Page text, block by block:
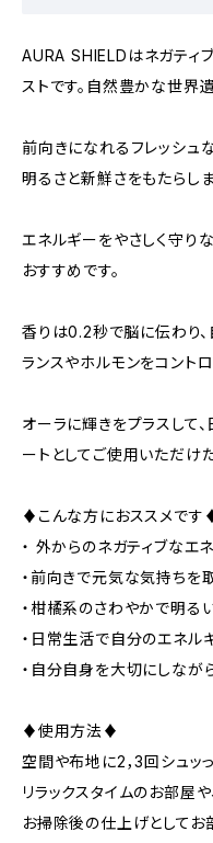
AURA SHIELDはネガティ
ストです。自然豊かな世界
前向きになれるフレッシュ
明るさと新鮮さをもたらしま
エネルギーをやさしく守り
おすすめです。
香りは0.2秒で脳に伝わり
ランスやホルモンをコント
オーラに輝きをプラスして
ートとしてご使用いただけ
♦こんな方におススメです
・ 外からのネガティブな
・前向きで元気な気持ちを
・柑橘系のさわやかで明る
・日常生活で自分のエネル
・自分自身を大切にしなが
♦使用方法♦
空間や布地に2，3回シュッ
リラックスタイムのお部屋や
お掃除後の仕上げとしてお